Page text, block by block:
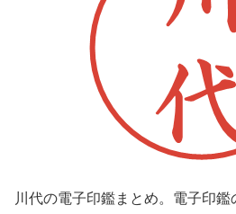
川代の電子印鑑まとめ。電子印